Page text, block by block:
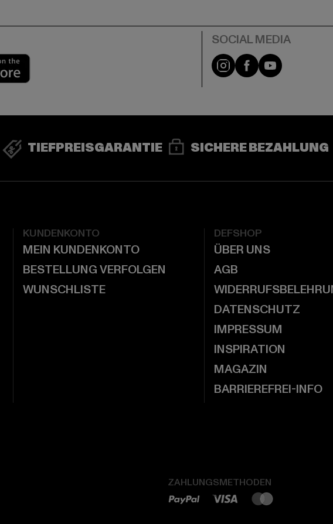
Instagram
FacebookYouTube
TIEFPREISGARANTIE SICHERE BEZAHLUNG
KUNDENKONTO
MEIN KUNDENKONTO
BESTELLUNG VERFOLGEN
WUNSCHLISTE
DEFSHOP
ÜBER UNS
AGB
DATENSCHUTZ
IMPRESSUM
INSPIRATION
MAGAZIN
BARRIEREFREI-INFO
ZAHLUNGSMETHODEN